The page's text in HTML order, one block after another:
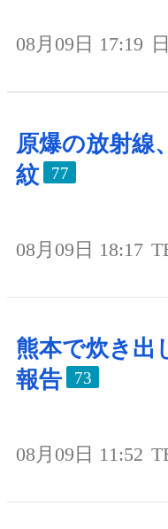
08月09日 17:19
原爆の放射線
紋
77
08月09日 18:17
熊本で炊き出
報告
73
08月09日 11:52